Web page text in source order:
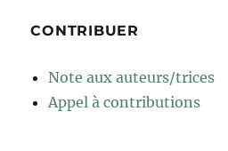
CONTRIBUER
Note aux auteurs/trices
Appel à contributions